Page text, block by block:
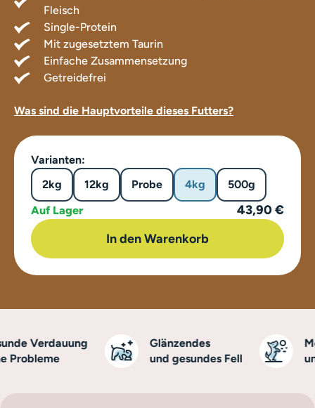
Fleisch
Single-Protein
Mit zugesetztem Taurin
Einfache Zusammensetzung
Getreidefrei
Was sind die Hauptvorteile dieses Futters?
Varianten:
2kg
12kg Probe 4kg
500g
Auf Lager
43,90 €
In den Warenkorb
Verdauung
Glänzendes
und gesundes Fell